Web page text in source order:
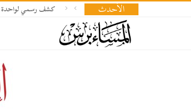
الأحدث كشف رسمي لواحدة